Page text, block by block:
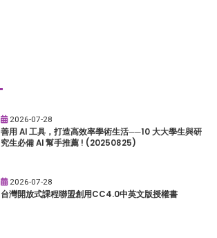
2026-07-28
善用 AI 工具，打造高效率學術生活──10 大大學生與研
究生必備 AI 幫手推薦 ! (20250825)
2026-07-28
台灣開放式課程聯盟創用CC4.0中英文版授權書